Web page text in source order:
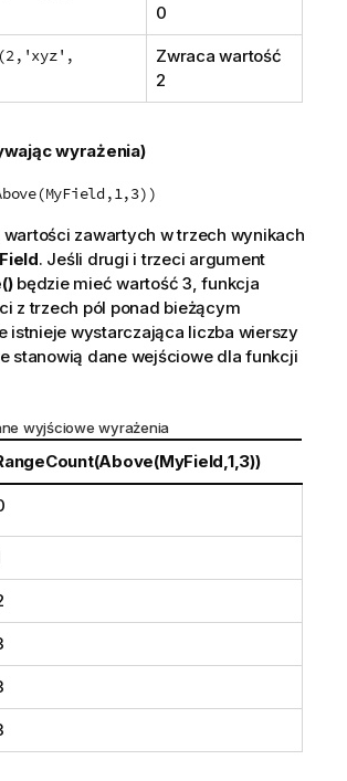
0
(2,'xyz',
Zwraca wartość
2
wyrażenia)
zawartych w trzech wynikach
. Jeśli drugi i trzeci argument
będzie mieć wartość 3, funkcja
z trzech pól ponad bieżącym
istnieje wystarczająca liczba wierszy
stanowią dane wejściowe dla funkcji
wyjściowe wyrażenia